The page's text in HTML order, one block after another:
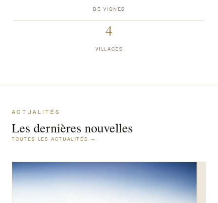
DE VIGNES
4
VILLAGES
ACTUALITÉS
Les dernières nouvelles
TOUTES LES ACTUALITÉS →